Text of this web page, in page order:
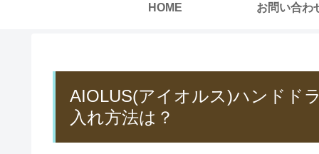
HOME お問い合わ
AIOLUS(アイオルス)ハンドド
入れ方法は？